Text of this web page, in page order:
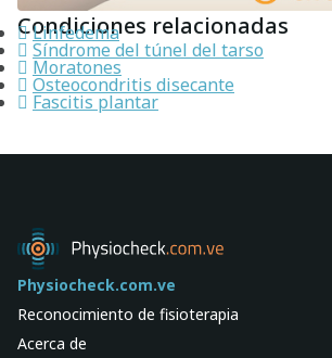
Condiciones relacionadas
Linfedema
Síndrome del túnel del tarso
Moratones
Osteocondritis disecante
Fascitis plantar
Physiocheck.com.ve
Reconocimiento de fisioterapia
Acerca de